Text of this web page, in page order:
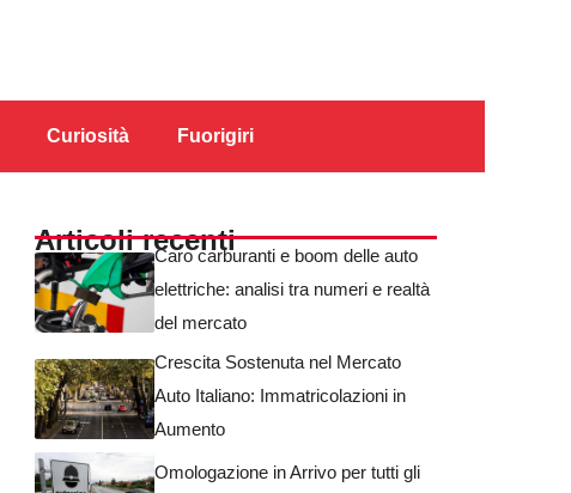
Curiosità Fuorigiri
Articoli recentiCaro carburanti e boom delle auto
elettriche: analisi tra numeri e realtà
del mercato
Crescita Sostenuta nel Mercato
Auto Italiano: Immatricolazioni in
Aumento
Omologazione in Arrivo per tutti gli